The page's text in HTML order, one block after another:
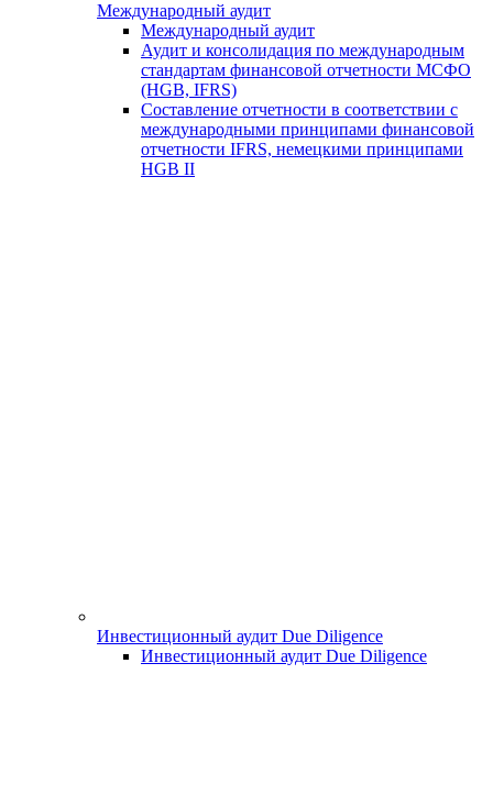
Международный аудит
Международный аудит
Аудит и консолидация по международным
стандартам финансовой отчетности МСФО
(HGB, IFRS)
Составление отчетности в соответствии с
международными принципами финансовой
отчетности IFRS, немецкими принципами
HGB II
Инвестиционный аудит Due Diligence
Инвестиционный аудит Due Diligence